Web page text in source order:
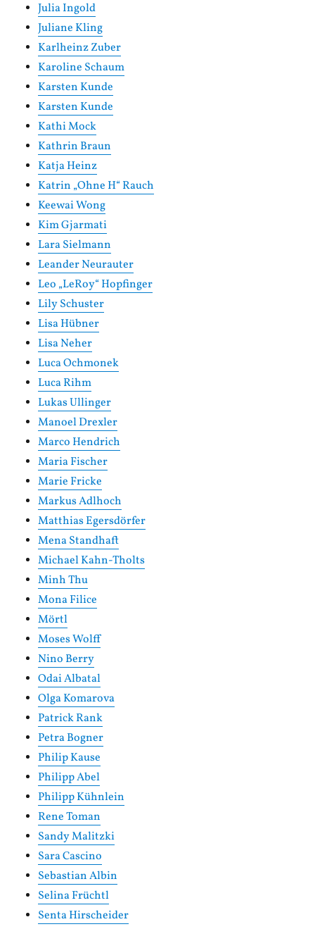
Julia Ingold
Juliane Kling
Karlheinz Zuber
Karoline Schaum
Karsten Kunde
Karsten Kunde
Kathi Mock
Kathrin Braun
Katja Heinz
Katrin „Ohne H“ Rauch
Keewai Wong
Kim Gjarmati
Lara Sielmann
Leander Neurauter
Leo „LeRoy“ Hopfinger
Lily Schuster
Lisa Hübner
Lisa Neher
Luca Ochmonek
Luca Rihm
Lukas Ullinger
Manoel Drexler
Marco Hendrich
Maria Fischer
Marie Fricke
Markus Adlhoch
Matthias Egersdörfer
Mena Standhaft
Michael Kahn-Tholts
Minh Thu
Mona Filice
Mörtl
Moses Wolff
Nino Berry
Odai Albatal
Olga Komarova
Patrick Rank
Petra Bogner
Philip Kause
Philipp Abel
Philipp Kühnlein
Rene Toman
Sandy Malitzki
Sara Cascino
Sebastian Albin
Selina Früchtl
Senta Hirscheider